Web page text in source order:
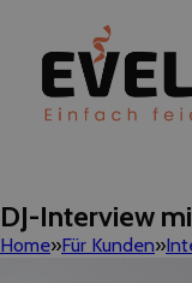
DJ-Interview
Home Für Kunden